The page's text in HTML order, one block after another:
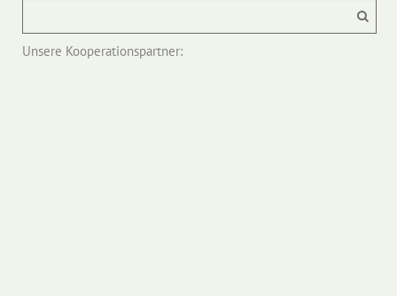
Unsere Kooperationspartner: